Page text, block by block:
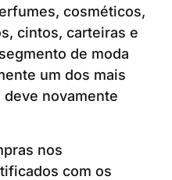
cosméticos,
cintos, carteiras e
de moda
um dos mais
novamente
nos
com os